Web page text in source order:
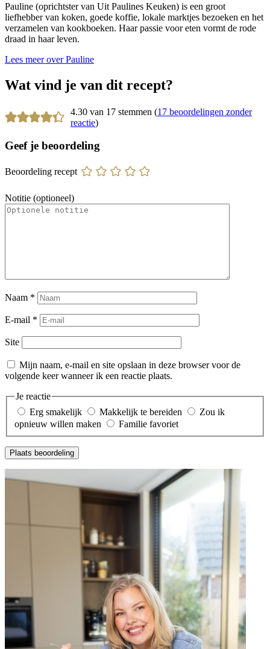
Pauline (oprichtster van Uit Paulines Keuken) is een groot
liefhebber van koken, goede koffie, lokale marktjes bezoeken en het
verzamelen van kookboeken. Haar passie voor eten vormt de rode
draad in haar leven.
Lees meer over Pauline
Wat vind je van dit recept?
4.30 van 17 stemmen (17 beoordelingen zonder
reactie)
Geef je beoordeling
Beoordeling recept
Notitie (optioneel)
Naam *
E-mail *
Site
Mijn naam, e-mail en site opslaan in deze browser voor de
volgende keer wanneer ik een reactie plaats.
Je reactie
Erg smakelijk
Makkelijk te bereiden
Zou ik
opnieuw willen maken
Familie favoriet
Plaats beoordeling